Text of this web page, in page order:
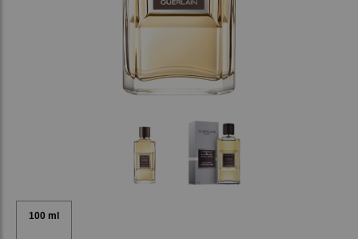
100 ml